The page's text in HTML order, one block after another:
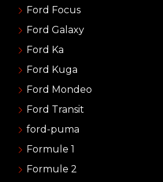
Ford Focus
Ford Galaxy
Ford Ka
Ford Kuga
Ford Mondeo
Ford Transit
ford-puma
Formule 1
Formule 2